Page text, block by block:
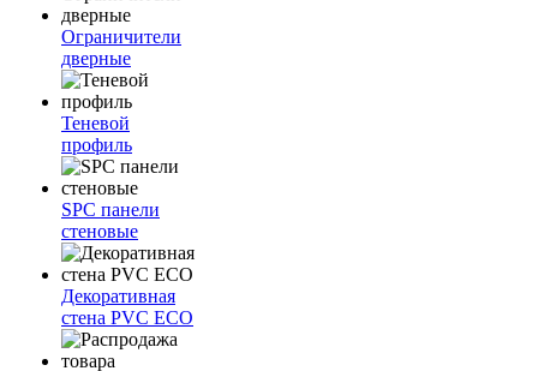
Ограничители
дверные
Теневой
профиль
SPC панели
стеновые
Декоративная
стена PVC ECO